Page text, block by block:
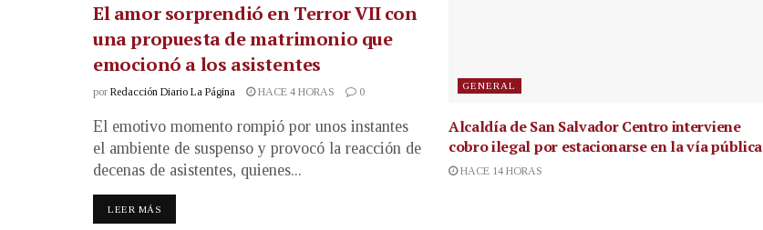
El amor sorprendió en Terror VII con
una propuesta de matrimonio que
emocionó a los asistentes
por Redacción Diario La Página HACE 4 HORAS 0
El emotivo momento rompió por unos instantes
el ambiente de suspenso y provocó la reacción de
decenas de asistentes, quienes...
LEER MÁS
GENERAL
Alcaldía de San Salvador Centro interviene
cobro ilegal por estacionarse en la vía pública
HACE 14 HORAS